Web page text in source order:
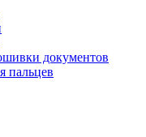
документов
пальцев